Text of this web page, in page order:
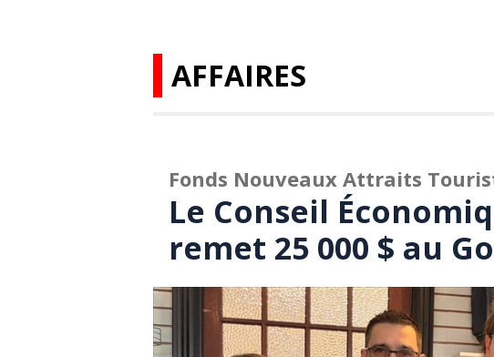
AFFAIRES
Fonds Nouveaux Attraits
Le Conseil
remet 25 000 $ au